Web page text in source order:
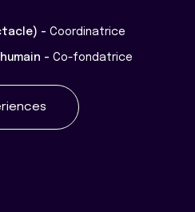
- Coordinatrice
- Co-fondatrice